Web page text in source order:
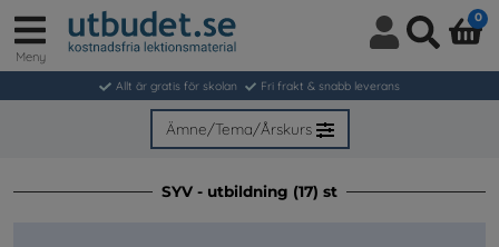
in
/
Meny
0
Allt är gratis för skolan Fri frakt & snabb leverans
Ämne/Tema/Årskurs
SYV - utbildning (17) st